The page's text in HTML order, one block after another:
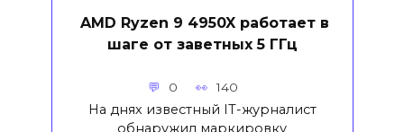
AMD Ryzen 9 4950X работает в
шаге от заветных 5 ГГц
0 140
На днях известный IT-журналист
обнаружил маркировку